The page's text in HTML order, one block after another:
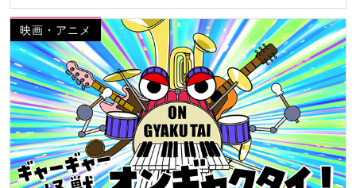
映画・アニメ